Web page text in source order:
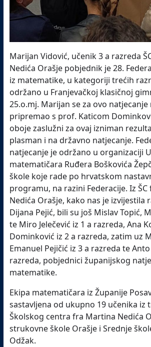
Marijan Vidović, učenik 3 a razreda
Nedića Orašje pobjednik je 28.
iz matematike, u kategoriji trećih
održano u Franjevačkoj klasičnoj
25.o.mj. Marijan se za ovo
pripremao s prof. Katicom
oboje zaslužni za ovaj izniman
plasman i na državno natjecanje.
natjecanje je održano u organizaciji
matematičara Ruđera Boškovića
škole koje rade po hrvatskom
programu, na razini Federacije. Iz
Nedića Orašje, kako nas je izvijestila
Dijana Pejić, bili su još Mislav Topić,
te Miro Jelečević iz 1 a razreda, Ana
Dominković iz 2 a razreda, zatim uz
Emanuel Pejičić iz 3 a razreda te
razreda, pobjednici županijskog
matematike.
Ekipa matematičara iz Županije
sastavljena od ukupno 19 učenika iz
Školskog centra fra Martina Nedića
strukovne škole Orašje i Srednje
Odžak.